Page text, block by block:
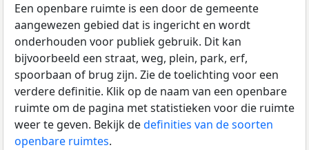
Een openbare ruimte is een door de gemeente
aangewezen gebied dat is ingericht en wordt
onderhouden voor publiek gebruik. Dit kan
bijvoorbeeld een straat, weg, plein, park, erf,
spoorbaan of brug zijn. Zie de toelichting voor een
verdere definitie. Klik op de naam van een openbare
ruimte om de pagina met statistieken voor die ruimte
weer te geven. Bekijk dedefinities van de soorten
openbare ruimtes.